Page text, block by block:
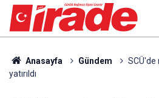
Anasayfa Gündem
yatırıldı